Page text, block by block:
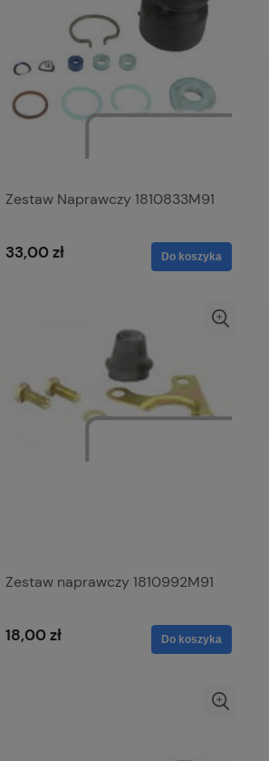
Zestaw Naprawczy 1810833M91
33,00 zł Do koszyka
Zestaw naprawczy 1810992M91
18,00 zł Do koszyka